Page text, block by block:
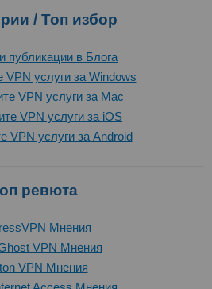
/ Топ избор
публикации в Блога
VPN услуги за Windows
VPN услуги за Mac
VPN услуги за iOS
VPN услуги за Android
ревюта
Mнения
VPN Mнения
VPN Mнения